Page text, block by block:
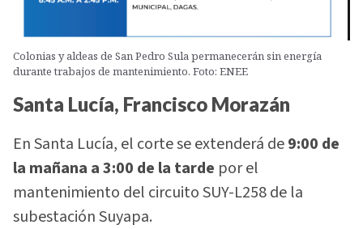
Colonias y aldeas de San Pedro Sula permanecerán sin energía
durante trabajos de mantenimiento. Foto: ENEE
Santa Lucía, Francisco Morazán
En Santa Lucía, el corte se extenderá de9:00 de
la mañana a 3:00 de la tarde por el
mantenimiento del circuito SUY-L258 de la
subestación Suyapa.